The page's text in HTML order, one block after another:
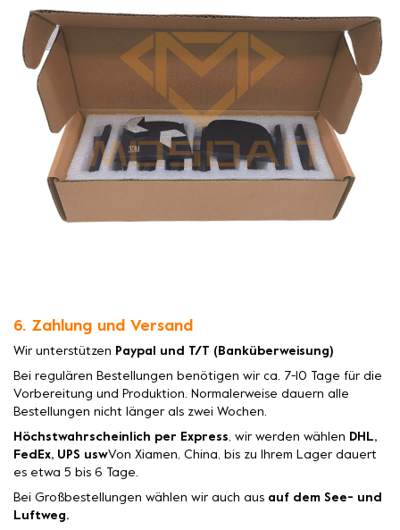
6. Zahlung und Versand
Wir unterstützen Paypal und T/T (Banküberweisung)
Bei regulären Bestellungen benötigen wir ca. 7-10 Tage für die
Vorbereitung und Produktion. Normalerweise dauern alle
Bestellungen nicht länger als zwei Wochen.
Höchstwahrscheinlich per Express, wir werden wählen DHL,
FedEx, UPS uswVon Xiamen, China, bis zu Ihrem Lager dauert
es etwa 5 bis 6 Tage.
Bei Großbestellungen wählen wir auch aus auf dem See- und
Luftweg.